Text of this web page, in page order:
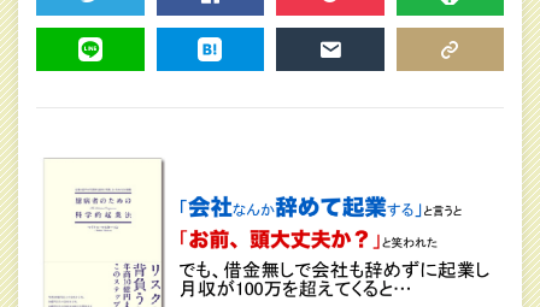
TWEET SHARE POCKET FEEDLY